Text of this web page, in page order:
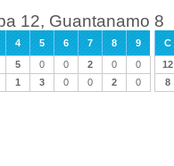
12, Guantanamo 8
4 5 6 7 8 9 C
5 0 0 2 0 0 12
1 3 0 0 2 0 8